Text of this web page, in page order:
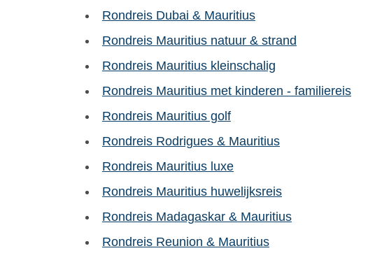
Rondreis Dubai & Mauritius
Rondreis Mauritius natuur & strand
Rondreis Mauritius kleinschalig
Rondreis Mauritius met kinderen - familiereis
Rondreis Mauritius golf
Rondreis Rodrigues & Mauritius
Rondreis Mauritius luxe
Rondreis Mauritius huwelijksreis
Rondreis Madagaskar & Mauritius
Rondreis Reunion & Mauritius